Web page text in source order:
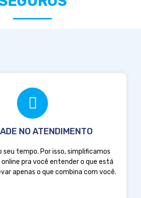
NO ATENDIMENTO
seu tempo. Por isso, simplificamos
online pra você entender o que está
apenas o que combina com você.